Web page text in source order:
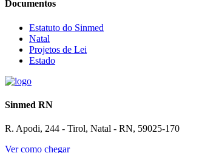
Documentos
Estatuto do Sinmed
Natal
Projetos de Lei
Estado
Sinmed RN
R. Apodi, 244 - Tirol, Natal - RN, 59025-170
Ver como chegar